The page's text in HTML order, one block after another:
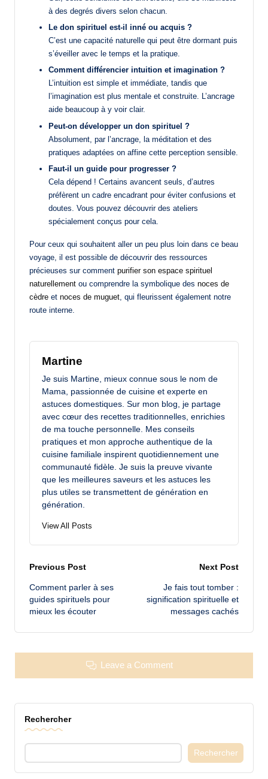
à des degrés divers selon chacun.
Le don spirituel est-il inné ou acquis ?
C’est une capacité naturelle qui peut être dormant puis
s’éveiller avec le temps et la pratique.
Comment différencier intuition et imagination ?
L’intuition est simple et immédiate, tandis que
l’imagination est plus mentale et construite. L’ancrage
aide beaucoup à y voir clair.
Peut-on développer un don spirituel ?
Absolument, par l’ancrage, la méditation et des
pratiques adaptées on affine cette perception sensible.
Faut-il un guide pour progresser ?
Cela dépend ! Certains avancent seuls, d’autres
préfèrent un cadre encadrant pour éviter confusions et
doutes. Vous pouvez découvrir des ateliers
spécialement conçus pour cela.
Pour ceux qui souhaitent aller un peu plus loin dans ce beau
voyage, il est possible de découvrir des ressources
précieuses sur comment purifier son espace spirituel
naturellement ou comprendre la symbolique des noces de
cèdre et noces de muguet , qui fleurissent également notre
route interne.
Martine
Je suis Martine, mieux connue sous le nom de
Mama, passionnée de cuisine et experte en
astuces domestiques. Sur mon blog, je partage
avec cœur des recettes traditionnelles, enrichies
de ma touche personnelle. Mes conseils
pratiques et mon approche authentique de la
cuisine familiale inspirent quotidiennement une
communauté fidèle. Je suis la preuve vivante
que les meilleures saveurs et les astuces les
plus utiles se transmettent de génération en
génération.
View All Posts
Post
navigation
Previous Post
Comment parler à ses
guides spirituels pour
mieux les écouter
Next Post
Je fais tout tomber :
signification spirituelle et
messages cachés
Leave a Comment
Rechercher
Rechercher